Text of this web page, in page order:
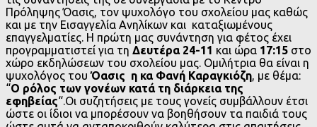
Πρόληψης Όασις, τον ψυχολόγο του σχολείου μας καθώς
και με την Εισαγγελία Ανηλίκων και καταξιωμένους
επαγγελματίες. Η πρώτη μας συνάντηση για φέτος έχει
προγραμματιστεί για τη Δευτέρα 24-11 και ώρα 17:15 στο
χώρο εκδηλώσεων του σχολείου μας. Ομιλήτρια θα είναι η
ψυχολόγος του Όασις η κα Φανή Καραγκιόζη, με θέμα:
“Ο ρόλος των γονέων κατά τη διάρκεια της
εφηβείας“.Οι συζητήσεις με τους γονείς συμβάλλουν έτσι
ώστε οι ίδιοι να μπορέσουν να βοηθήσουν τα παιδιά τους